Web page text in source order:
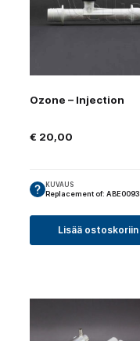
Ozone – Injection
€ 20,00
KUVAUS
Replacement of: ABE0093
Lisää ostoskoriin